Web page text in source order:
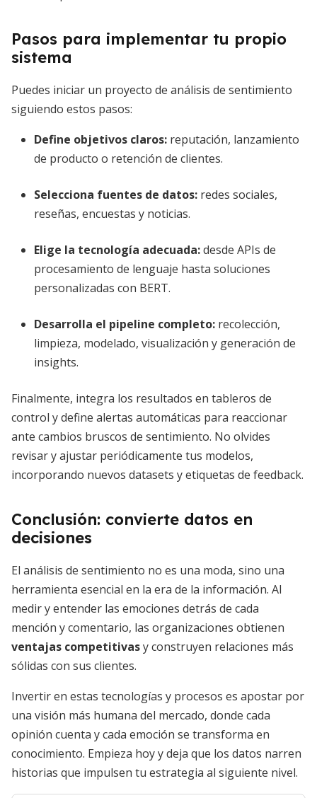
Pasos para implementar tu propio
sistema
Puedes iniciar un proyecto de análisis de sentimiento
siguiendo estos pasos:
Define objetivos claros: reputación, lanzamiento
de producto o retención de clientes.
Selecciona fuentes de datos: redes sociales,
reseñas, encuestas y noticias.
Elige la tecnología adecuada:desde APIs de
procesamiento de lenguaje hasta soluciones
personalizadas con BERT.
Desarrolla el pipeline completo: recolección,
limpieza, modelado, visualización y generación de
insights.
Finalmente, integra los resultados en tableros de
control y define alertas automáticas para reaccionar
ante cambios bruscos de sentimiento. No olvides
revisar y ajustar periódicamente tus modelos,
incorporando nuevos datasets y etiquetas de feedback.
Conclusión: convierte datos en
decisiones
El análisis de sentimiento no es una moda, sino una
herramienta esencial en la era de la información. Al
medir y entender las emociones detrás de cada
mención y comentario, las organizaciones obtienen
ventajas competitivasy construyen relaciones más
sólidas con sus clientes.
Invertir en estas tecnologías y procesos es apostar por
una visión más humana del mercado, donde cada
opinión cuenta y cada emoción se transforma en
conocimiento. Empieza hoy y deja que los datos narren
historias que impulsen tu estrategia al siguiente nivel.